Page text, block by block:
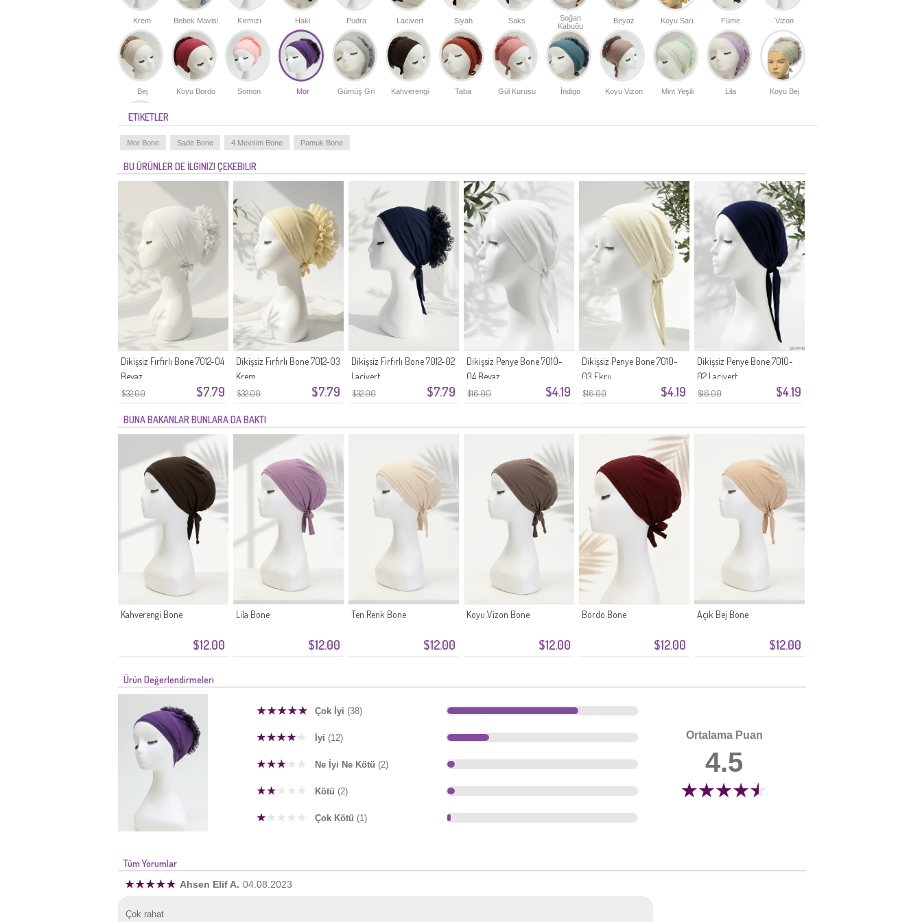
her alanda stilinizi tamamlayacak bu fonksiyonel
aksesuarı deneyimleyin.
Türkiye'de üretilmiştir.
Krem Bebek Mavisi Kırmızı Haki Pudra Lacivert Siyah Saks
Soğan
Kabuğu
Beyaz Koyu Sarı Füme Vizon
Bej Koyu Bordo Somon Mor Gümüş Gri Kahverengi Taba Gül Kurusu İndigo Koyu Vizon Mint Yeşili Lila Koyu Bej
Ten Renk
ETIKETLER
Mor Bone Sade Bone 4 Mevsim Bone Pamuk Bone
BU ÜRÜNLER DE İLGINIZI ÇEKEBILIR
$32.00 $7.79
Dikişsiz Fırfırlı Bone 7012-04
Beyaz
$32.00 $7.79
Dikişsiz Fırfırlı Bone 7012-03
Krem
$32.00 $7.79
Dikişsiz Fırfırlı Bone 7012-02
Lacivert
$16.00 $4.19
Dikişsiz Penye Bone 7010-
04 Beyaz
$16.00 $4.19
Dikişsiz Penye Bone 7010-
03 Ekru
$16.00 $4.19
Dikişsiz Penye Bone 7010-
02 Lacivert
BUNA BAKANLAR BUNLARA DA BAKTI
$12.00
Kahverengi Bone
$12.00
Lila Bone
$12.00
Ten Renk Bone
$12.00
Koyu Vizon Bone
$12.00
Bordo Bone
$12.00
Açık Bej Bone
Ürün Değerlendirmeleri
Çok İyi (38)
İyi (12)
Ne İyi Ne Kötü (2)
Kötü (2)
Çok Kötü (1)
Ortalama Puan
4.5
Tüm Yorumlar
Ahsen Elif A. 04.08.2023
Çok rahat